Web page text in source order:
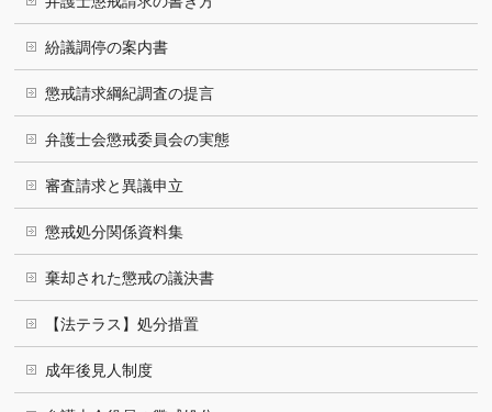
紛議調停の案内書
懲戒請求綱紀調査の提言
弁護士会懲戒委員会の実態
審査請求と異議申立
懲戒処分関係資料集
棄却された懲戒の議決書
【法テラス】処分措置
成年後見人制度